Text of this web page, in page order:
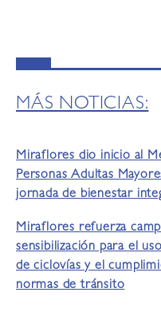
MÁS NOTICIAS:
Miraflores dio inicio al
Personas Adultas
jornada de bienestar
Miraflores refuerza
sensibilización para el
de ciclovías y el
normas de tránsito